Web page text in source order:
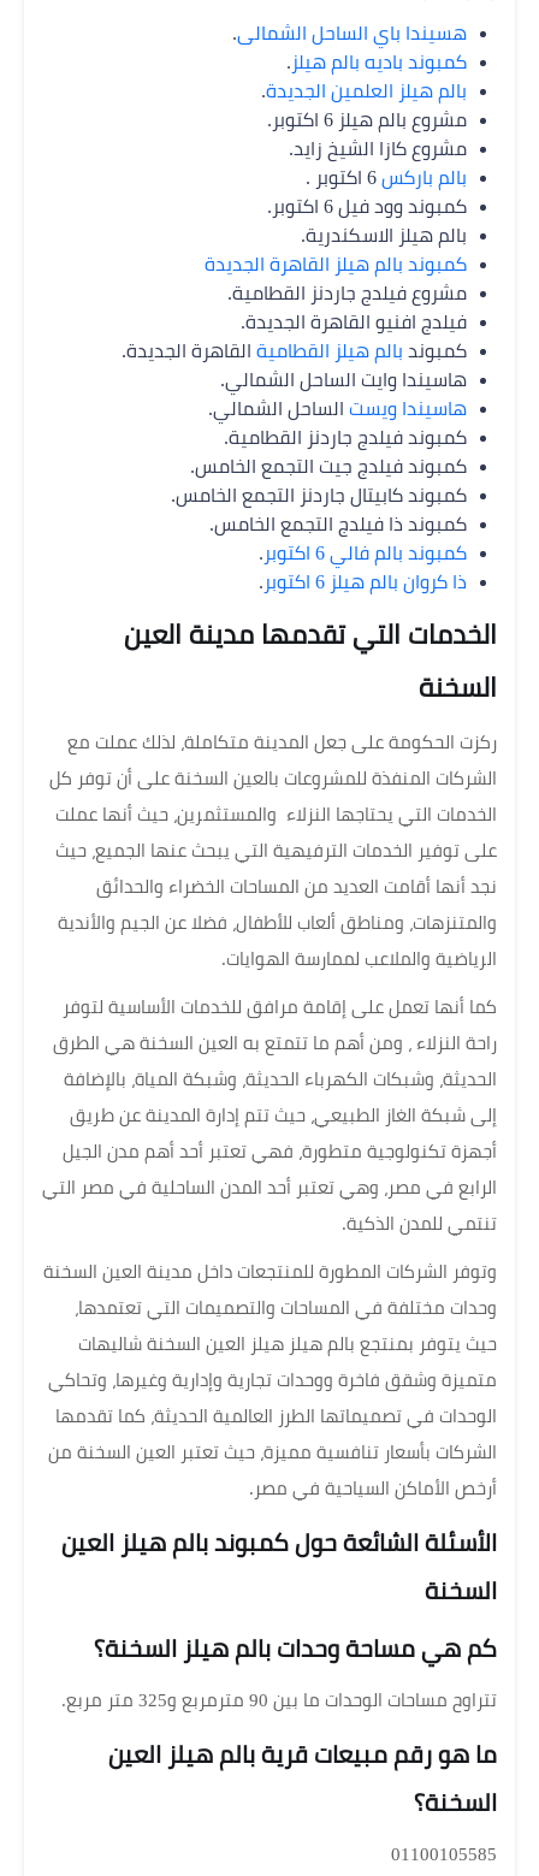
هسيندا باي الساحل الشمالى.
كمبوند باديه بالم هيلز .
بالم هيلز العلمين الجديدة.
مشروع بالم هيلز 6 اكتوبر.
مشروع كازا الشيخ زايد.
بالم باركس
كمبوند وود فيل 6 اكتوبر.
بالم هيلز الاسكندرية.
كمبوند بالم هيلز القاهرة الجديدة
مشروع فيلدج جاردنز القطامية.
فيلدج افنيو القاهرة الجديدة.
كمبوند بالم هيلز القطامية القاهرة الجديدة.
هاسيندا وايت الساحل الشمالي.
هاسيندا ويست الساحل الشمالي.
كمبوند فيلدج جاردنز القطامية.
كمبوند فيلدج جيت التجمع الخامس.
كمبوند كابيتال جاردنز التجمع الخامس.
كمبوند ذا فيلدج التجمع الخامس.
كمبوند بالم فالي 6 اكتوبر
.
ذا كروان بالم هيلز 6 اكتوبر
.
الخدمات التي تقدمها مدينة العين
السخنة
ركزت الحكومة على جعل المدينة متكاملة، لذلك عملت مع
الشركات المنفذة للمشروعات بالعين السخنة على أن توفر كل
الخدمات التي يحتاجها النزلاء والمستثمرين، حيث أنها عملت
على توفير الخدمات الترفيهية التي يبحث عنها الجميع، حيث
نجد أنها أقامت العديد من المساحات الخضراء والحدائق
والمتنزهات، ومناطق ألعاب للأطفال، فضلا عن الجيم والأندية
الرياضية والملاعب لممارسة الهوايات.
كما أنها تعمل على إقامة مرافق للخدمات الأساسية لتوفر
راحة النزلاء ، ومن أهم ما تتمتع به العين السخنة هي الطرق
الحديثة، وشبكات الكهرباء الحديثة، وشبكة المياة، بالإضافة
إلى شبكة الغاز الطبيعي، حيث تتم إدارة المدينة عن طريق
أجهزة تكنولوجية متطورة، فهي تعتبر أحد أهم مدن الجيل
الرابع في مصر، وهي تعتبر أحد المدن الساحلية في مصر التي
تنتمي للمدن الذكية.
وتوفر الشركات المطورة للمنتجعات داخل مدينة العين السخنة
وحدات مختلفة في المساحات والتصميمات التي تعتمدها،
حيث يتوفر بمنتجع بالم هيلز هيلز العين السخنة شاليهات
متميزة وشقق فاخرة ووحدات تجارية وإدارية وغيرها، وتحاكي
الوحدات في تصميماتها الطرز العالمية الحديثة، كما تقدمها
الشركات بأسعار تنافسية مميزة، حيث تعتبر العين السخنة من
أرخص الأماكن السياحية في مصر.
الأسئلة الشائعة حول كمبوند بالم هيلز العين
السخنة
كم هي مساحة وحدات بالم هيلز السخنة؟
تتراوح مساحات الوحدات ما بين 90 مترمربع و325 متر مربع.
ما هو رقم مبيعات قرية بالم هيلز العين
السخنة؟
01100105585